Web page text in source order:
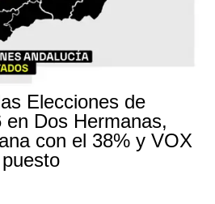
Elecciones de
Dos Hermanas,
con el 38% y VOX